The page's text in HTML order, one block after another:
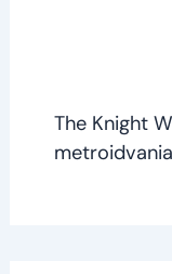
The Knight